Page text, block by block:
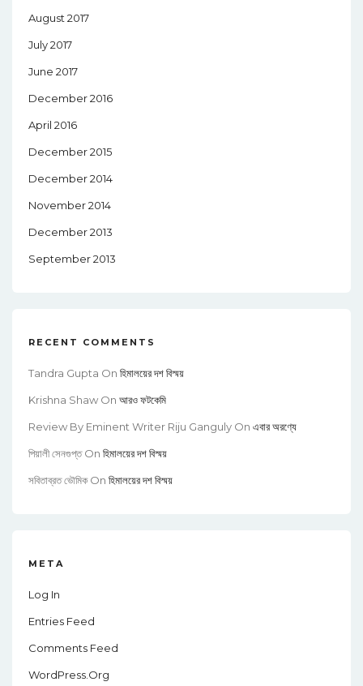
August 2017
July 2017
June 2017
December 2016
April 2016
December 2015
December 2014
November 2014
December 2013
September 2013
RECENT COMMENTS
Tandra Gupta On হিমালয়ের দশ বিস্ময়
Krishna Shaw On আরও ফটকেমি
Review By Eminent Writer Riju Ganguly On এবার অরণ্যে
পিয়ালী সেনগুপ্তOn হিমালয়ের দশ বিস্ময়
সবিতাব্রত ভৌমিক On হিমালয়ের দশ বিস্ময়
META
Log In
Entries Feed
Comments Feed
WordPress.org